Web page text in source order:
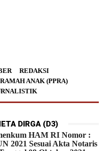
REDAKSI
ANAK (PPRA)
DIRGA (D3)
HAM RI Nomor :
2021 Sesuai Akta Notaris